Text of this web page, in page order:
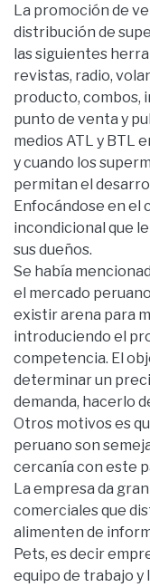
La promoción de
distribución de
las siguientes
revistas, radio,
producto, combos,
punto de venta y
medios ATL y BTL
y cuando los
permitan el
Enfocándose en el
incondicional que
sus dueños.
Se había
el mercado
existir arena para
introduciendo el
competencia. El
determinar un
demanda, hacerlo
Otros motivos es
peruano son
cercanía con este
La empresa da
comerciales que
alimenten de
Pets, es decir
equipo de trabajo y